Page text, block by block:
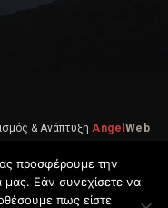
& ΑνάπτυξηAngel Web
προσφέρουμε την
μας. Εάν συνεχίσετε να
πως είστε